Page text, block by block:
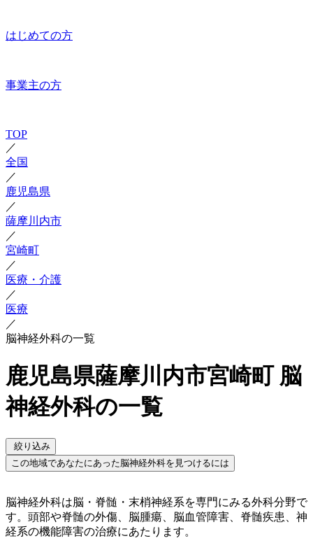
はじめての方
事業主の方
TOP
／
全国
／
鹿児島県
／
薩摩川内市
／
宮崎町
／
医療・介護
／
医療
／
脳神経外科の一覧
鹿児島県薩摩川内市宮崎町 脳
神経外科の一覧
絞り込み
この地域であなたにあった脳神経外科を見つけるには
脳神経外科は脳・脊髄・末梢神経系を専門にみる外科分野で
す。頭部や脊髄の外傷、脳腫瘍、脳血管障害、脊髄疾患、神
経系の機能障害の治療にあたります。